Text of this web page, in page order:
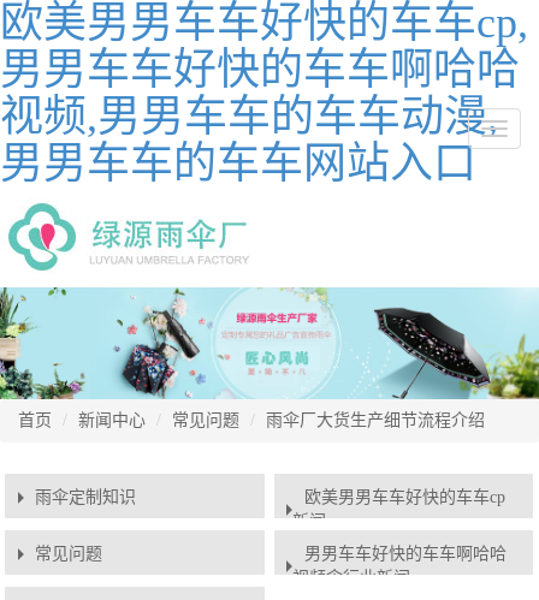
欧美男男车车好快的车车cp,
男男车车好快的车车啊哈哈
视频,男男车车的车车动漫,
男男车车的车车网站入口
切
换
首页 新闻中心 常见问题 雨伞厂大货生产细节流程介绍
雨伞定制知识
欧美男男车车好快的车车cp
新闻
常见问题
男男车车好快的车车啊哈哈
视频伞行业新闻